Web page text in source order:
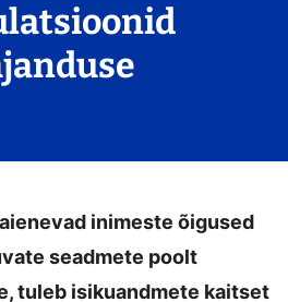
inimeste õigused
seadmete poolt
tuleb isikuandmete kaitset